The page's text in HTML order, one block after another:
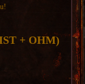
+ OHM)